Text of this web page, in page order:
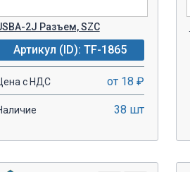
2J Разъем, SZC
Артикул (ID): TF-1865
с НДС от 18 ₽
38 шт